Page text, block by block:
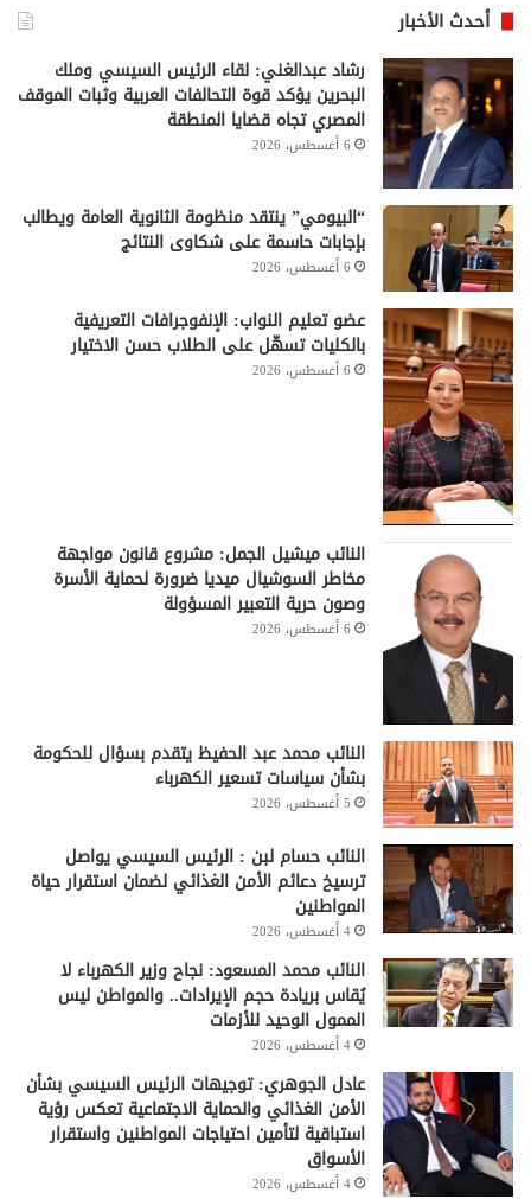
أحدث الأخبار
رشاد عبدالغني: لقاء الرئيس السيسي وملك
البحرين يؤكد قوة التحالفات العربية وثبات الموقف
المصري تجاه قضايا المنطقة
6 أغسطس، 2026
“البيومي” ينتقد منظومة الثانوية العامة ويطالب
بإجابات حاسمة على شكاوى النتائج
6 أغسطس، 2026
عضو تعليم النواب: الإنفوجرافات التعريفية
بالكليات تسهّل على الطلاب حسن الاختيار
6 أغسطس، 2026
النائب ميشيل الجمل: مشروع قانون مواجهة
مخاطر السوشيال ميديا ضرورة لحماية الأسرة
وصون حرية التعبير المسؤولة
6 أغسطس، 2026
النائب محمد عبد الحفيظ يتقدم بسؤال للحكومة
بشأن سياسات تسعير الكهرباء
5 أغسطس، 2026
النائب حسام لبن : الرئيس السيسي يواصل
ترسيخ دعائم الأمن الغذائي لضمان استقرار حياة
المواطنين
4 أغسطس، 2026
النائب محمد المسعود: نجاح وزير الكهرباء لا
يُقاس بريادة حجم الإيرادات.. والمواطن ليس
الممول الوحيد للأزمات
4 أغسطس، 2026
عادل الجوهري: توجيهات الرئيس السيسي بشأن
الأمن الغذائي والحماية الاجتماعية تعكس رؤية
استباقية لتأمين احتياجات المواطنين واستقرار
الأسواق
4 أغسطس، 2026